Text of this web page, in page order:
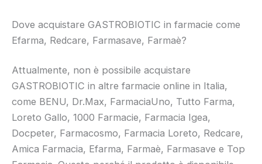
Dove acquistare GASTROBIOTIC in farmacie come
Efarma, Redcare, Farmasave, Farmaè?
Attualmente, non è possibile acquistare
GASTROBIOTIC in altre farmacie online in Italia,
come BENU, Dr.Max, FarmaciaUno, Tutto Farma,
Loreto Gallo, 1000 Farmacie, Farmacia Igea,
Docpeter, Farmacosmo, Farmacia Loreto, Redcare,
Amica Farmacia, Efarma, Farmaè, Farmasave e Top